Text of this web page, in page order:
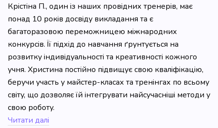
Крістіна П., один із наших провідних тренерів, має
понад 10 років досвіду викладання та є
багаторазовою переможницею міжнародних
конкурсів. Її підхід до навчання ґрунтується на
розвитку індивідуальності та креативності кожного
учня. Христина постійно підвищує свою кваліфікацію,
беручи участь у майстер-класах та тренінгах по всьому
світу, що дозволяє їй інтегрувати найсучасніші методи у
свою роботу.
Читати далі